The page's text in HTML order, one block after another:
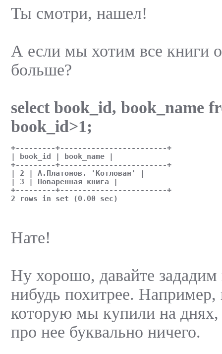
Ты смотри, нашел!
А если мы хотим все книги
больше?
select book_id, book_name
book_id>1;
+---------+------------------------+
| book_id | book_name |
+---------+------------------------+
| 2 | А.Платонов. 'Котлован' |
| 3 | Поваренная книга |
+---------+------------------------+
2 rows in set (0.00 sec)
Нате!
Ну хорошо, давайте зададим
нибудь похитрее.
которую мы купили на
про нее буквально ничего.